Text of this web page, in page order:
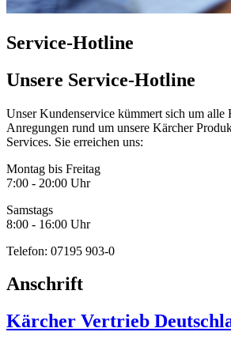
Service-Hotline
Unsere Service-Hotline
Unser Kundenservice kümmert sich um alle
Anregungen rund um unsere Kärcher
Services. Sie erreichen uns:
Montag bis Freitag
7:00 - 20:00 Uhr
Samstags
8:00 - 16:00 Uhr
Telefon: 07195 903-0
Anschrift
Kärcher Vertrieb